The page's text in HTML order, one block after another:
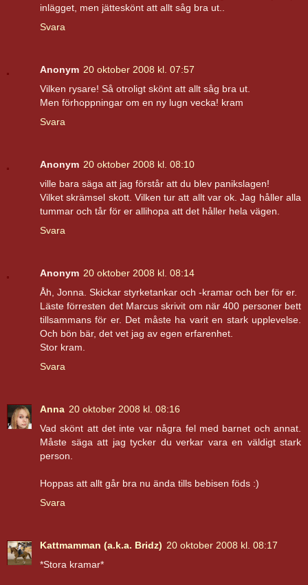
inlägget, men jätteskönt att allt såg bra ut..
Svara
Anonym 20 oktober 2008 kl. 07:57
Vilken rysare! Så otroligt skönt att allt såg bra ut.
Men förhoppningar om en ny lugn vecka! kram
Svara
Anonym 20 oktober 2008 kl. 08:10
ville bara säga att jag förstår att du blev panikslagen!
Vilket skrämsel skott. Vilken tur att allt var ok. Jag håller alla
tummar och tår för er allihopa att det håller hela vägen.
Svara
Anonym 20 oktober 2008 kl. 08:14
Åh, Jonna. Skickar styrketankar och -kramar och ber för er.
Läste förresten det Marcus skrivit om när 400 personer bett
tillsammans för er. Det måste ha varit en stark upplevelse.
Och bön bär, det vet jag av egen erfarenhet.
Stor kram.
Svara
Anna 20 oktober 2008 kl. 08:16
Vad skönt att det inte var några fel med barnet och annat.
Måste säga att jag tycker du verkar vara en väldigt stark
person.
Hoppas att allt går bra nu ända tills bebisen föds :)
Svara
Kattmamman (a.k.a. Bridz) 20 oktober 2008 kl. 08:17
*Stora kramar*